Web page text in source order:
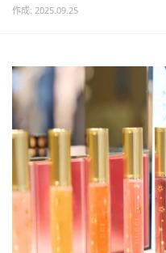
作成: 2025.09.25